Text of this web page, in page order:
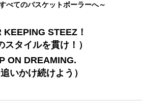
べてのバスケットボーラーへ～
KEEPING STEEZ！
スタイルを貫け！）
ON DREAMING.
追いかけ続けよう）